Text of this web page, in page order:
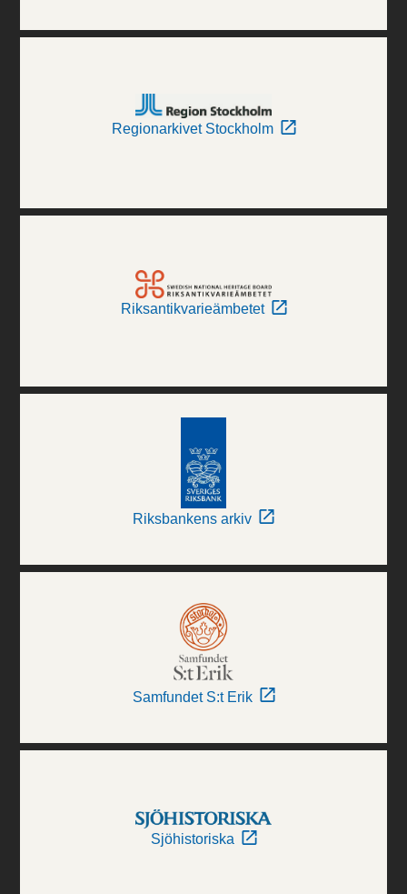
Regionarkivet Stockholm
Riksantikvarieämbetet
Riksbankens arkiv
Samfundet S:t Erik
Sjöhistoriska